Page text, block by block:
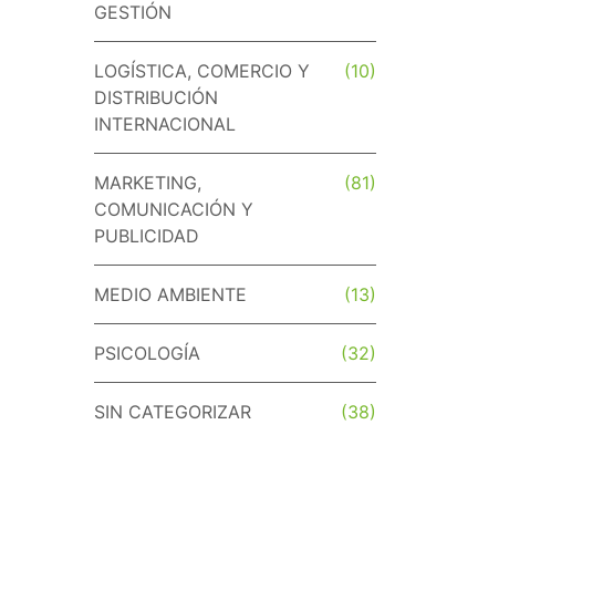
GESTIÓN
LOGÍSTICA, COMERCIO Y
DISTRIBUCIÓN
INTERNACIONAL
(10)
MARKETING,
COMUNICACIÓN Y
PUBLICIDAD
(81)
MEDIO AMBIENTE (13)
PSICOLOGÍA (32)
SIN CATEGORIZAR (38)